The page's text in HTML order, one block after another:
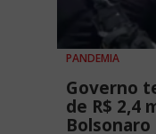
PANDEMIA
Governo
de R$ 2,4
Bolsonaro